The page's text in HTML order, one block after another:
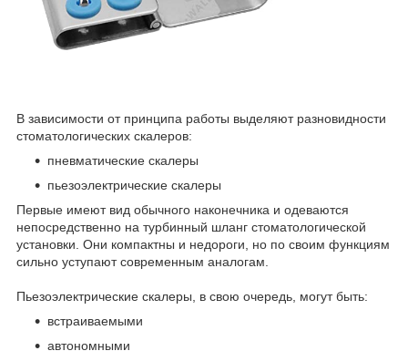
В зависимости от принципа работы выделяют разновидности
стоматологических скалеров:
пневматические скалеры
пьезоэлектрические скалеры
Первые имеют вид обычного наконечника и одеваются
непосредственно на турбинный шланг стоматологической
установки. Они компактны и недороги, но по своим функциям
сильно уступают современным аналогам.
Пьезоэлектрические скалеры, в свою очередь, могут быть:
встраиваемыми
автономными